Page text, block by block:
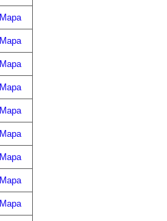
Mapa
Mapa
Mapa
Mapa
Mapa
Mapa
Mapa
Mapa
Mapa